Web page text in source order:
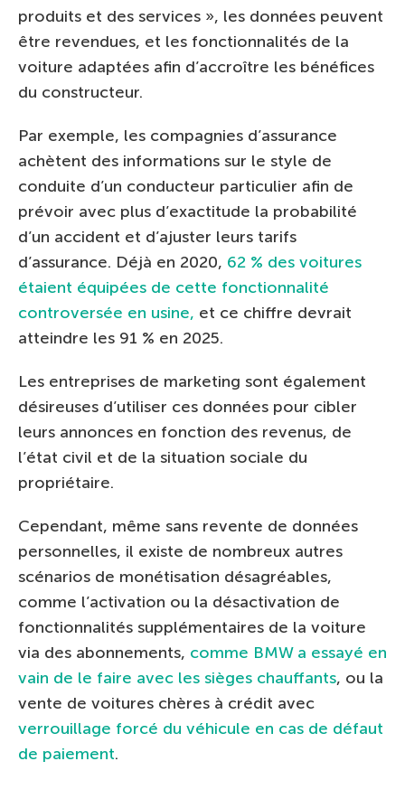
produits et des services », les données peuvent
être revendues, et les fonctionnalités de la
voiture adaptées afin d’accroître les bénéfices
du constructeur.
Par exemple, les compagnies d’assurance
achètent des informations sur le style de
conduite d’un conducteur particulier afin de
prévoir avec plus d’exactitude la probabilité
d’un accident et d’ajuster leurs tarifs
d’assurance. Déjà en 2020, 62 % des voitures
étaient équipées de cette fonctionnalité
controversée en usine, et ce chiffre devrait
atteindre les 91 % en 2025.
Les entreprises de marketing sont également
désireuses d’utiliser ces données pour cibler
leurs annonces en fonction des revenus, de
l’état civil et de la situation sociale du
propriétaire.
Cependant, même sans revente de données
personnelles, il existe de nombreux autres
scénarios de monétisation désagréables,
comme l’activation ou la désactivation de
fonctionnalités supplémentaires de la voiture
via des abonnements, comme BMW a essayé en
vain de le faire avec les sièges chauffants, ou la
vente de voitures chères à crédit avec
verrouillage forcé du véhicule en cas de défaut
de paiement.